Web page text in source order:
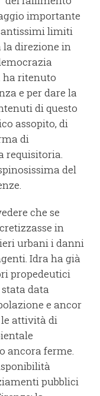
importante
limiti
la direzione in
ha ritenuto
e per dare la
di questo
assopito, di
di
requisitoria.
del
che se
in
urbani i danni
Idra ha già
propedeutici
data
e ancor
attività di
ancora ferme.
pubblici